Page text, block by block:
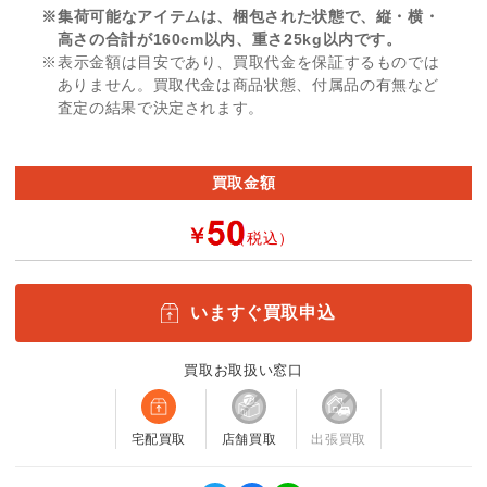
※集荷可能なアイテムは、梱包された状態で、縦・横・
高さの合計が160cm以内、重さ25kg以内です。
※表示金額は目安であり、買取代金を保証するものでは
ありません。買取代金は商品状態、付属品の有無など
査定の結果で決定されます。
買取金額
￥ （税込）
いますぐ買取申込
買取お取扱い窓口
宅配買取 店舗買取 出張買取